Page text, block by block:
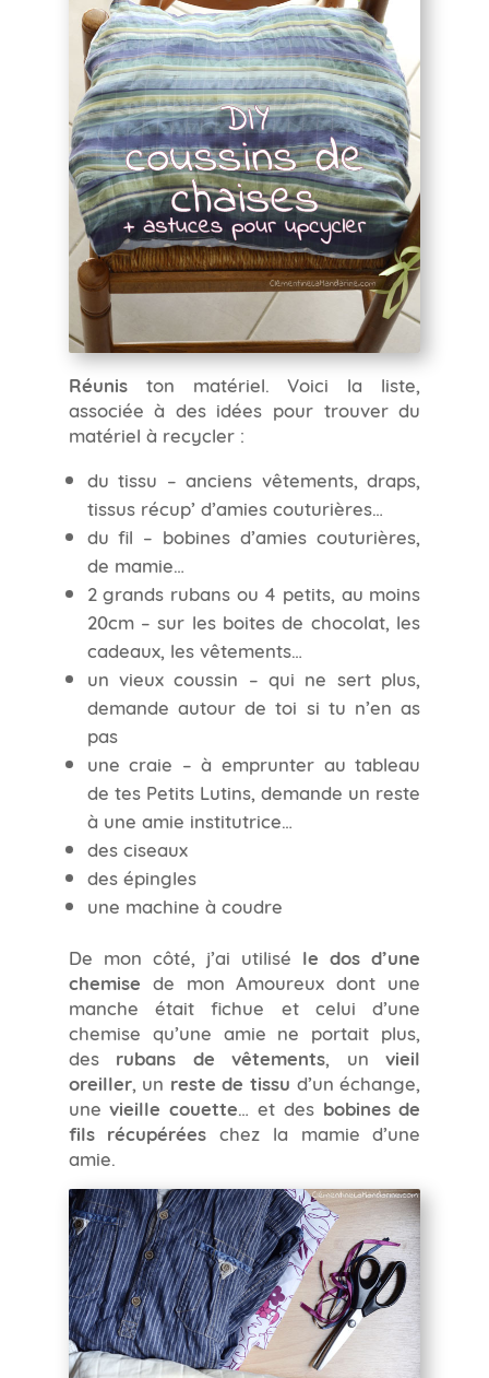
Réuniston matériel. Voici la liste,
associée à des idées pour trouver du
matériel à recycler :
du tissu – anciens vêtements, draps,
tissus récup’ d’amies couturières…
du fil – bobines d’amies couturières,
de mamie…
2 grands rubans ou 4 petits, au moins
20cm – sur les boites de chocolat, les
cadeaux, les vêtements…
un vieux coussin – qui ne sert plus,
demande autour de toi si tu n’en as
pas
une craie – à emprunter au tableau
de tes Petits Lutins, demande un reste
à une amie institutrice…
des ciseaux
des épingles
une machine à coudre
De mon côté, j’ai utilisé le dos d’une
chemise de mon Amoureux dont une
manche était fichue et celui d’une
chemise qu’une amie ne portait plus,
des rubans de vêtements, unvieil
oreiller, un reste de tissu d’un échange,
unevieille couette… et des bobines de
fils récupérées chez la mamie d’une
amie.